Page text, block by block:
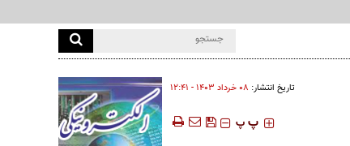
تاریخ انتشار: ۰۸ خرداد ۱۴۰۳ - ۱۲:۴۱
‍‍‍ پ پ